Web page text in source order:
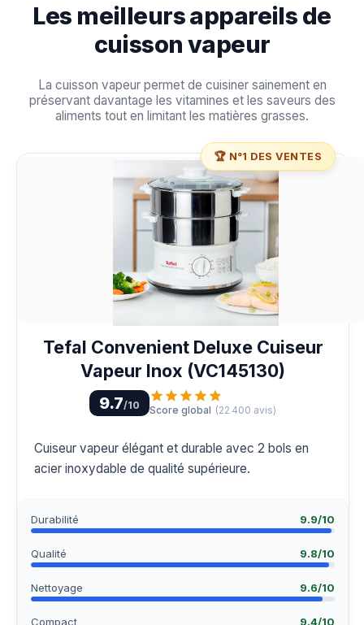
Les meilleurs appareils de
cuisson vapeur
La cuisson vapeur permet de cuisiner sainement en
préservant davantage les vitamines et les saveurs des
aliments tout en limitant les matières grasses.
🏆 N°1 DES VENTES
Tefal Convenient Deluxe Cuiseur
Vapeur Inox (VC145130)
9.7/10 Score global (22 400 avis)
Cuiseur vapeur élégant et durable avec 2 bols en
acier inoxydable de qualité supérieure.
Durabilité 9.9/10
Qualité 9.8/10
Nettoyage 9.6/10
Compact 9.4/10